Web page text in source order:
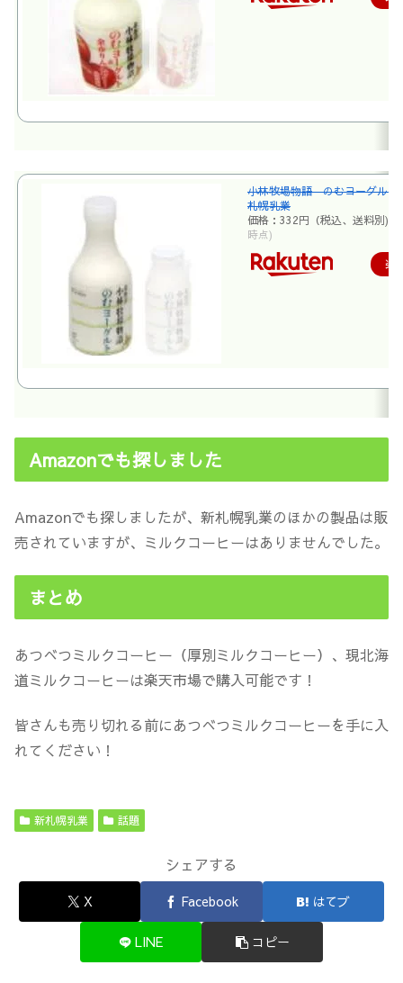
小林牧場物語 のむヨーグル
札幌乳業
価格：332円（税込、送料別)
時点)
楽
Amazonでも探しました
Amazonでも探しましたが、新札幌乳業のほかの製品は販
売されていますが、ミルクコーヒーはありませんでした。
まとめ
あつべつミルクコーヒー（厚別ミルクコーヒー）、現北海
道ミルクコーヒーは楽天市場で購入可能です！
皆さんも売り切れる前にあつべつミルクコーヒーを手に入
れてください！
新札幌乳業 話題
シェアする
X Facebook はてブ
LINE コピー